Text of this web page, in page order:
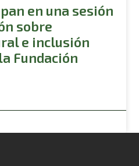
en una sesión
sobre
e inclusión
Fundación